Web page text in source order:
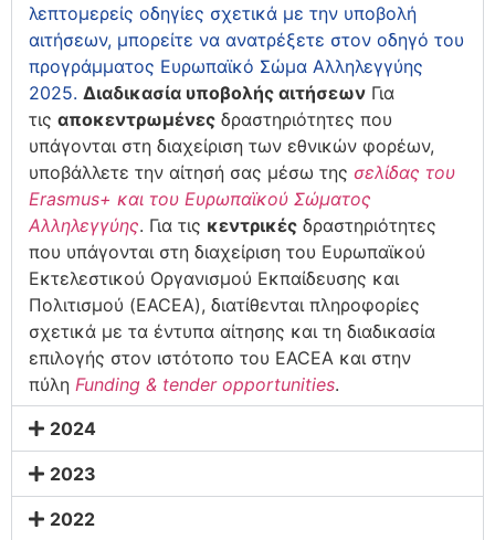
λεπτομερείς οδηγίες σχετικά με την υποβολή
αιτήσεων, μπορείτε να ανατρέξετε στον οδηγό του
προγράμματος Ευρωπαϊκό Σώμα Αλληλεγγύης
2025. Διαδικασία υποβολής αιτήσεων Για
τις αποκεντρωμένες δραστηριότητες που
υπάγονται στη διαχείριση των εθνικών φορέων,
υποβάλλετε την αίτησή σας μέσω της σελίδας του
Erasmus+ και του Ευρωπαϊκού Σώματος
Αλληλεγγύης. Για τις κεντρικές δραστηριότητες
που υπάγονται στη διαχείριση του Ευρωπαϊκού
Εκτελεστικού Οργανισμού Εκπαίδευσης και
Πολιτισμού (EACEA), διατίθενται πληροφορίες
σχετικά με τα έντυπα αίτησης και τη διαδικασία
επιλογής στον ιστότοπο του EACEA και στην
πύλη Funding & tender opportunities.
2024
2023
2022